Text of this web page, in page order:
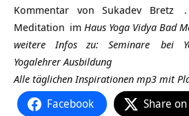
Kommentar vonSukadev Bretz
.
Meditation im Haus Yoga Vidya Bad
weitere Infos zu: Seminare bei
Yogalehrer Ausbildung
Alle täglichen Inspirationen mp3 mit
Facebook Share on